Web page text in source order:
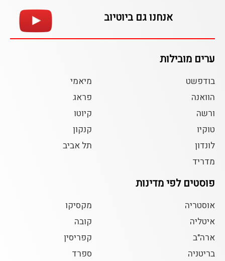
אנחנו גם ביוטיוב
ערים מובילות
בודפשט
הוואנה
ורשה
טוקיו
לונדון
מדריד
מיאמי
פראג
קיוטו
קנקון
תל אביב
פוסטים לפי מדינות
אוסטריה
איטליה
ארה"ב
בריטניה
מקסיקו
קובה
קפריסין
ספרד